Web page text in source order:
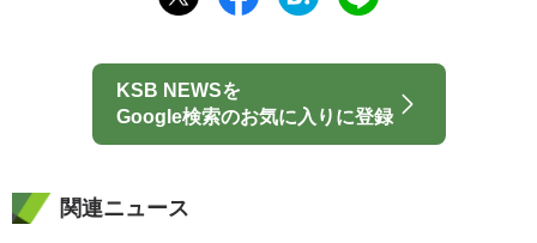
KSB NEWSを
Google検索のお気に入りに登録
関連ニュース